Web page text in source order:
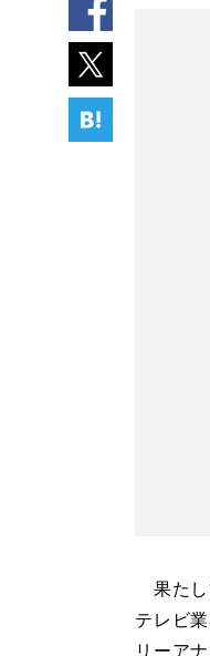
果たし
テレビ
リーア